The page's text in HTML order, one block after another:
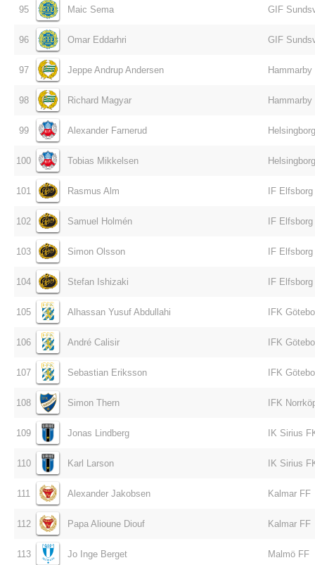
95 Maic Sema GIF
96 Omar Eddarhri GIF
97 Jeppe Andrup Andersen Hammarby
98 Richard Magyar Hammarby
99 Alexander Farnerud
100 Tobias Mikkelsen
101 Rasmus Alm IF Elfsborg
102 Samuel Holmén IF Elfsborg
103 Simon Olsson IF Elfsborg
104 Stefan Ishizaki IF Elfsborg
105 Alhassan Yusuf Abdullahi IFK
106 André Calisir IFK
107 Sebastian Eriksson IFK
108 Simon Thern IFK
109 Jonas Lindberg IK Sirius
110 Karl Larson IK Sirius
111 Alexander Jakobsen Kalmar FF
112 Papa Alioune Diouf Kalmar FF
113 Jo Inge Berget Malmö FF